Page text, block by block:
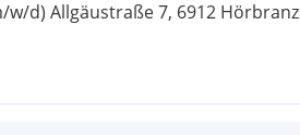
d) Allgäustraße 7, 6912 Hörbranz